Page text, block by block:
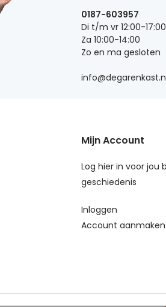
0187-603957
Di t/m vr 12:00-17:00
Za 10:00-14:00
Zo en ma gesloten
Mijn Account
Log hier in voor jou
geschiedenis
Inloggen
Account aanmaken